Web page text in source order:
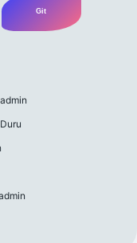
admin
Duru